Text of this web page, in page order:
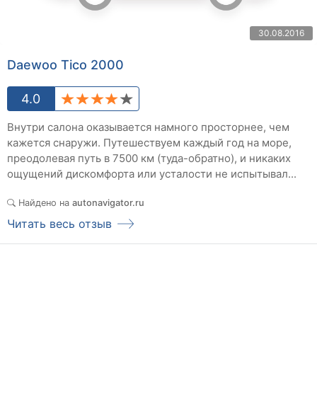
30.08.2016
Daewoo Tico 2000
4.0
Внутри салона оказывается намного просторнее, чем
кажется снаружи. Путешествуем каждый год на море,
преодолевая путь в 7500 км (туда-обратно), и никаких
ощущений дискомфорта или усталости не испытывал...
Найдено на autonavigator.ru
Читать весь отзыв